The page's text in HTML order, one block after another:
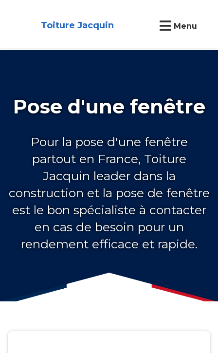
Toiture Jacquin Menu
Pose d'une fenêtre
Pour la pose d'une fenêtre
partout en France, Toiture
Jacquin leader dans la
construction et la pose de fenêtre
est le bon spécialiste à contacter
en cas de besoin pour un
rendement efficace et rapide.